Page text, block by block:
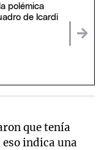
polémica
de Icardi
que tenía
indica una